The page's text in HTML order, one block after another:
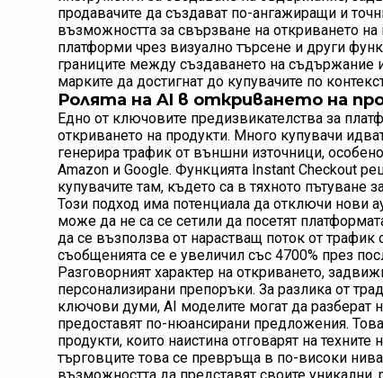
продавачите да създават по-ангажиращи и
възможността за свързване на откриването
платформи чрез визуално търсене и други
границите между създаването на съдържание
марките да достигнат до купувачите по
Ролята на AI в откриването на
Едно от ключовите предизвикателства за
откриването на продукти. Много купувачи
генерира трафик от външни източници,
Amazon и Google. Функцията Instant Checkout
купувачите там, където са в тяхното пътуване
Този подход има потенциала да отключи нови
може да не са се сетили да посетят
да се възползва от нарастващ поток от трафик
съобщенията се е увеличил със 4700% през
Разговорният характер на откриването,
персонализирани препоръки. За разлика от
ключови думи, AI моделите могат да разберат
предоставят по-нюансирани предложения.
продукти, които наистина отговарят на
търговците това се превръща в по-високи